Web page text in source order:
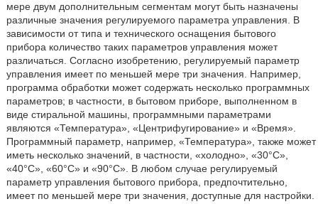
мере двум дополнительным сегментам могут быть назначены
различные значения регулируемого параметра управления. В
зависимости от типа и технического оснащения бытового
прибора количество таких параметров управления может
различаться. Согласно изобретению, регулируемый параметр
управления имеет по меньшей мере три значения. Например,
программа обработки может содержать несколько программных
параметров; в частности, в бытовом приборе, выполненном в
виде стиральной машины, программными параметрами
являются «Температура», «Центрифугирование» и «Время».
Программный параметр, например, «Температура», также может
иметь несколько значений, в частности, «холодно», «30°С»,
«40°С», «60°С» и «90°С». В любом случае регулируемый
параметр управления бытового прибора, предпочтительно,
имеет по меньшей мере три значения, доступные для настройки.